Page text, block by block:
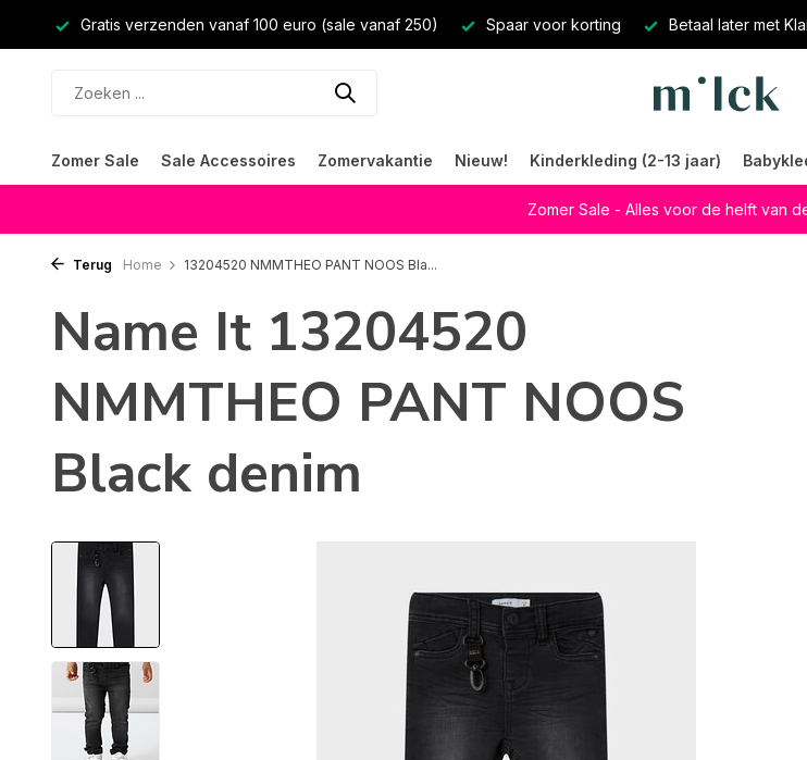
Gratis verzenden vanaf 100 euro (sale vanaf 250) Spaar voor korting Betaal later met
Zomer Sale Sale Accessoires Zomervakantie Nieuw! Kinderkleding (2-13 jaar)
Zomer Sale - Alles voor de helft van
Terug Home 13204520 NMMTHEO PANT NOOS Bla...
Name It 13204520
NMMTHEO PANT NOOS
Black denim